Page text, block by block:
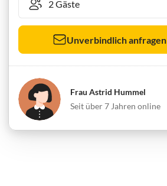
Unverbindlich anfragen
Frau Astrid Hummel
Seit über 7 Jahren online